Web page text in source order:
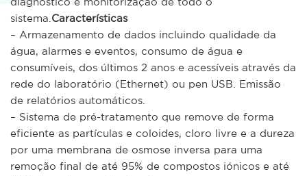
sistema. Características
– Armazenamento de dados incluindo qualidade da
água, alarmes e eventos, consumo de água e
consumíveis, dos últimos 2 anos e acessíveis através da
rede do laboratório (Ethernet) ou pen USB. Emissão
de relatórios automáticos.
– Sistema de pré-tratamento que remove de forma
eficiente as partículas e coloides, cloro livre e a dureza
por uma membrana de osmose inversa para uma
remoção final de até 95% de compostos iónicos e até